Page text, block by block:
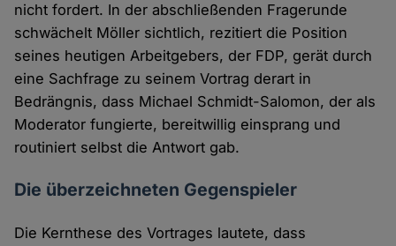
nicht fordert. In der abschließenden Fragerunde
schwächelt Möller sichtlich, rezitiert die Position
seines heutigen Arbeitgebers, der FDP, gerät durch
eine Sachfrage zu seinem Vortrag derart in
Bedrängnis, dass Michael Schmidt-Salomon, der als
Moderator fungierte, bereitwillig einsprang und
routiniert selbst die Antwort gab.
Die überzeichneten Gegenspieler
Die Kernthese des Vortrages lautete, dass